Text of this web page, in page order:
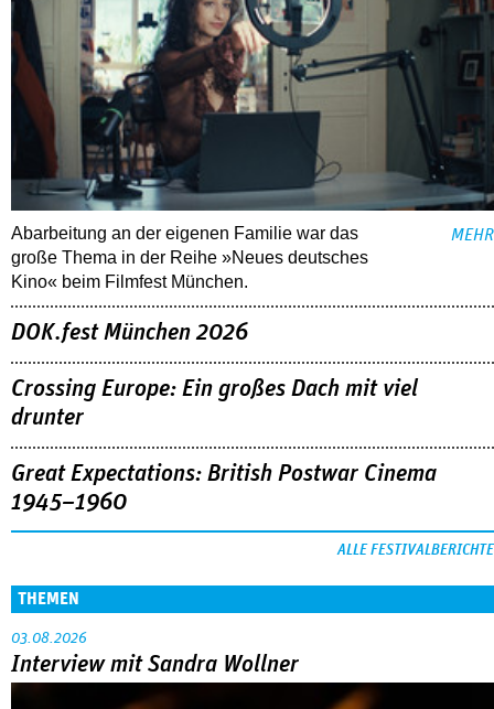
Abarbeitung an der eigenen Familie war das
große Thema in der Reihe »Neues deutsches
Kino« beim Filmfest München.
MEHR
DOK.fest München 2026
Crossing Europe: Ein großes Dach mit viel
drunter
Great Expectations: British Postwar Cinema
1945–1960
ALLE FESTIVALBERICHTE
THEMEN
03.08.2026
Interview mit Sandra Wollner